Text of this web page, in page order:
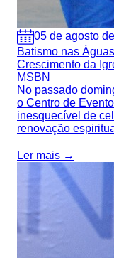
05 de agosto
Batismo nas
Crescimento da
MSBN
No passado
o Centro de
inesquecível de
renovação
Ler mais →